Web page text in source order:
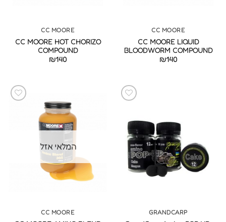
CC MOORE
CC MOORE LIQUID
BLOODWORM COMPOUND
₪140
CC MOORE
CC MOORE HOT CHORIZO
COMPOUND
₪140
GRANDCARP
המלאי אזל
CC MOORE